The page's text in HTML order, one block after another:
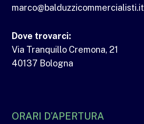
marco@balduzzicommercialisti.it
Dove trovarci:
Via Tranquillo Cremona, 21
40137 Bologna
ORARI D’APERTURA